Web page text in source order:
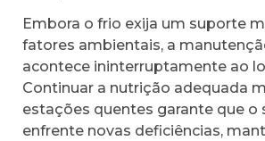
Embora o frio exija um suporte
fatores ambientais, a
acontece ininterruptamente ao
Continuar a nutrição adequada
estações quentes garante que o
enfrente novas deficiências,